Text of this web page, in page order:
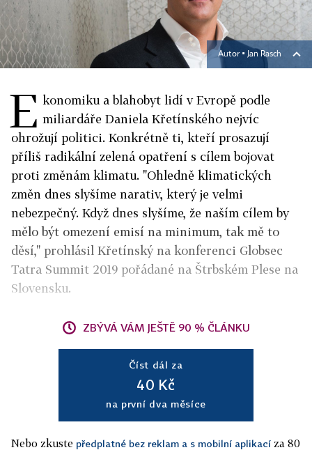
Autor ▪ Jan Rasch
E konomiku a blahobyt lidí v Evropě podle
miliardáře Daniela Křetínského nejvíc
ohrožují politici. Konkrétně ti, kteří prosazují
příliš radikální zelená opatření s cílem bojovat
proti změnám klimatu. "Ohledně klimatických
změn dnes slyšíme narativ, který je velmi
nebezpečný. Když dnes slyšíme, že naším cílem by
mělo být omezení emisí na minimum, tak mě to
děsí," prohlásil Křetínský na konferenci Globsec
Tatra Summit 2019 pořádané na Štrbském Plese na
Slovensku.
ZBÝVÁ VÁM JEŠTĚ 90 % ČLÁNKU
Číst dál za
40 Kč
na první dva měsíce
Nebo zkuste předplatné bez reklam a s mobilní aplikací za 80